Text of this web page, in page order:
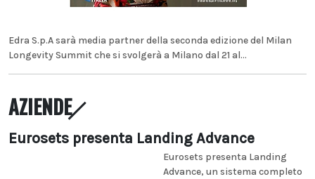
Edra S.p.A sarà media partner della seconda edizione del Milan
Longevity Summit che si svolgerà a Milano dal 21 al...
AZIENDE
Eurosets presenta Landing Advance
Eurosets presenta Landing
Advance, un sistema completo